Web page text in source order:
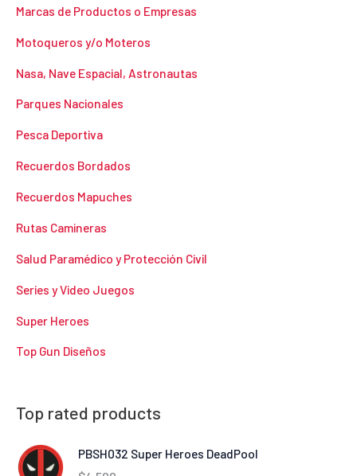
Marcas de Productos o Empresas
Motoqueros y/o Moteros
Nasa, Nave Espacial, Astronautas
Parques Nacionales
Pesca Deportiva
Recuerdos Bordados
Recuerdos Mapuches
Rutas Camineras
Salud Paramédico y Protección Civil
Series y Video Juegos
Super Heroes
Top Gun Diseños
Top rated products
PBSH032 Super Heroes DeadPool